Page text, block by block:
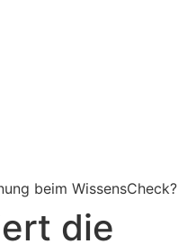
beim WissensCheck?
die